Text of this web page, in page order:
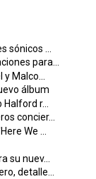
sónicos ...
para...
Malco...
álbum
r...
concier...
We ...
su nuev...
detalle...